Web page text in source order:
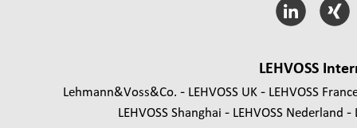
LEHVOSS
Lehmann&Voss&Co. LEHVOSS UK LEHVOSS
LEHVOSS Shanghai
LEHVOSS Nederland